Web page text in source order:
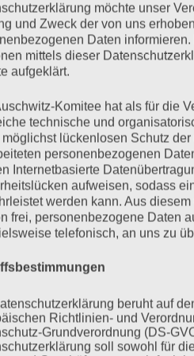
möchte unser
und Zweck der von uns
Daten
mittels dieser
aufgeklärt.
Komitee hat als für die
technische und
lückenlosen Schutz
personenbezogenen
Internetbasierte
aufweisen, sodass
werden kann. Aus
frei, personenbezogene Daten
telefonisch, an uns zu
beruht auf
Richtlinien- und
Grundverordnung (DS-
soll sowohl für